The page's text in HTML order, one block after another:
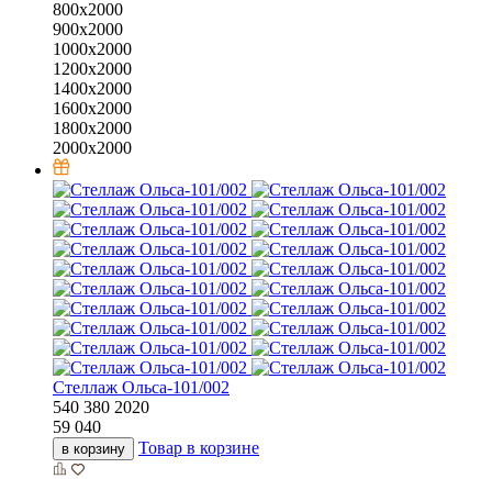
800х2000
900х2000
1000х2000
1200х2000
1400х2000
1600х2000
1800х2000
2000х2000
Стеллаж Ольса-101/002
540 380 2020
59 040
в корзину Товар в корзине